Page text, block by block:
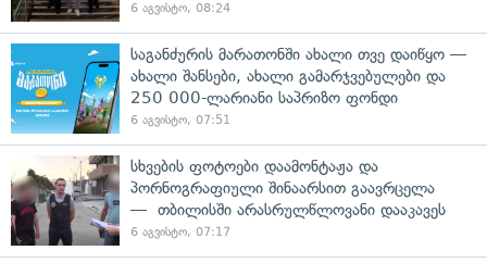
6 აგვისტო, 08:24
საგანძურის მარათონში ახალი თვე დაიწყო —
ახალი შანსები, ახალი გამარჯვებულები და
250 000-ლარიანი საპრიზო ფონდი
6 აგვისტო, 07:51
სხვების ფოტოები დაამონტაჟა და
პორნოგრაფიული შინაარსით გაავრცელა
— თბილისში არასრულწლოვანი დააკავეს
6 აგვისტო, 07:17